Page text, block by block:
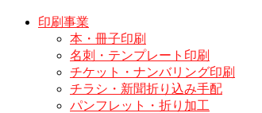
印刷事業
本・冊子印刷
名刺・テンプレート印刷
チケット・ナンバリング印刷
チラシ・新聞折り込み手配
パンフレット・折り加工